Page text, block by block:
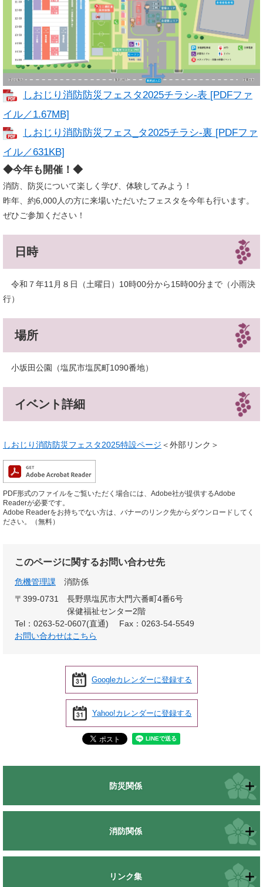
しおじり消防防災フェスタ2025チラシ-表 [PDFファ
イル／1.67MB]
しおじり消防防災フェス_タ2025チラシ-裏 [PDFファ
イル／631KB]
◆今年も開催！◆
消防、防災について楽しく学び、体験してみよう！
昨年、約6,000人の方に来場いただいたフェスタを今年も行います。
ぜひご参加ください！
日時
令和７年11月８日（土曜日）10時00分から15時00分まで（小雨決
行）
場所
小坂田公園（塩尻市塩尻町1090番地）
イベント詳細
しおじり消防防災フェスタ2025特設ページ ＜外部リンク＞
PDF形式のファイルをご覧いただく場合には、Adobe社が提供するAdobe
Readerが必要です。
Adobe Readerをお持ちでない方は、バナーのリンク先からダウンロードしてく
ださい。（無料）
このページに関するお問い合わせ先
危機管理課
消防係
〒399-0731
長野県塩尻市大門六番町4番6号
保健福祉センター2階
Tel：0263-52-0607(直通)
Fax：0263-54-5549
お問い合わせはこちら
Googleカレンダーに登録する
Yahoo!カレンダーに登録する
防災関係
消防関係
リンク集